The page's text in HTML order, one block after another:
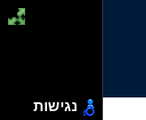
נגישות